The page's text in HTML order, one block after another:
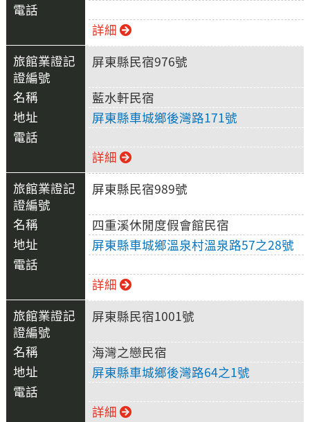
詳細
屏東縣民宿976號
藍水軒民宿
屏東縣車城鄉後灣路171號
詳細
屏東縣民宿989號
四重溪休閒度假會館民宿
屏東縣車城鄉溫泉村溫泉路57之28號
詳細
屏東縣民宿1001號
海灣之戀民宿
屏東縣車城鄉後灣路64之1號
詳細